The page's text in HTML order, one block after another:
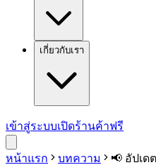
เกี่ยวกับเรา
เข้าสู่ระบบเปิดร้านค้าฟรี
หน้าแรก บทความ
📢 อัปเด